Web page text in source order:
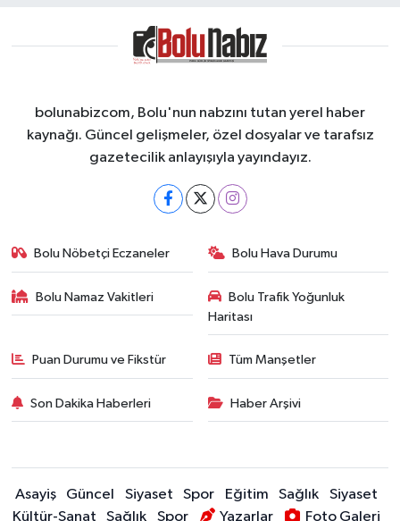
bolunabizcom, Bolu'nun nabzını tutan yerel haber
kaynağı. Güncel gelişmeler, özel dosyalar ve tarafsız
gazetecilik anlayışıyla yayındayız.
Bolu Nöbetçi Eczaneler Bolu Hava Durumu
Bolu Namaz Vakitleri
Bolu Trafik Yoğunluk
Haritası
Puan Durumu ve Fikstür Tüm Manşetler
Son Dakika Haberleri Haber Arşivi
Asayiş Güncel Siyaset Spor Eğitim Sağlık
Siyaset
Kültür-Sanat
Sağlık Spor Yazarlar Foto Galeri